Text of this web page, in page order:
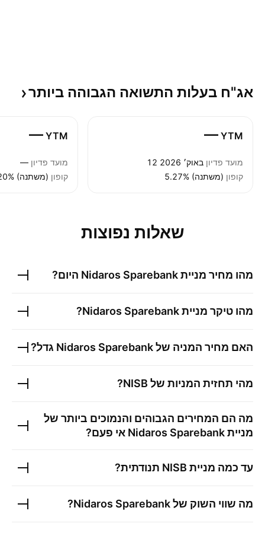
אג"ח בעלות התשואה הגבוהה ביותר
— YTM
מועד פדיון 12 באוק׳ 2026
קופון 5.27% (משתנה)
— YTM
מועד פדיון —
קופון 8.20% (משתנה)
שאלות נפוצות
מהו מחיר מנייתNidaros Sparebank היום?
מהו טיקר מנייתNidaros Sparebank
?
האם מחיר המניה שלNidaros Sparebank גדל?
מהי תחזית המניות של NISB
?
מה הם המחירים הגבוהים והנמוכים ביותר של
מנייתNidaros Sparebank אי פעם?
עד כמה מניית NISB תנודתית?
מה שווי השוק שלNidaros Sparebank
?